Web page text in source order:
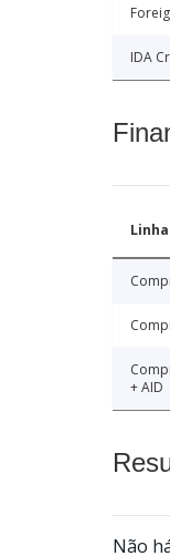
IDA
+ AID
Não